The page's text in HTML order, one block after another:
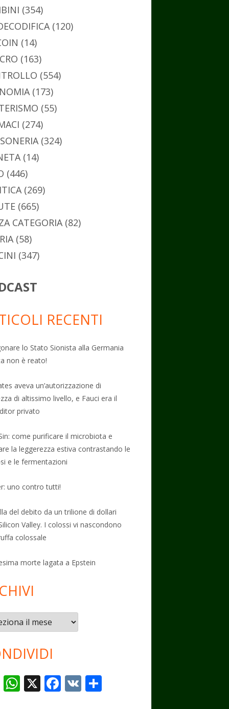
(354)
(120)
(14)
(163)
(554)
(173)
(55)
(274)
(324)
(14)
(446)
(269)
(665)
CATEGORIA(82)
(58)
(347)
RECENTI
lo Stato Sionista alla Germania
non è reato!
aveva un’autorizzazione di
di altissimo livello, e Fauci era il
privato
come purificare il microbiota e
la leggerezza estiva contrastando le
e le fermentazioni
uno contro tutti!
del debito da un trilione di dollari
Valley. I colossi vi nascondono
colossale
morte lagata a Epstein
T W X F V